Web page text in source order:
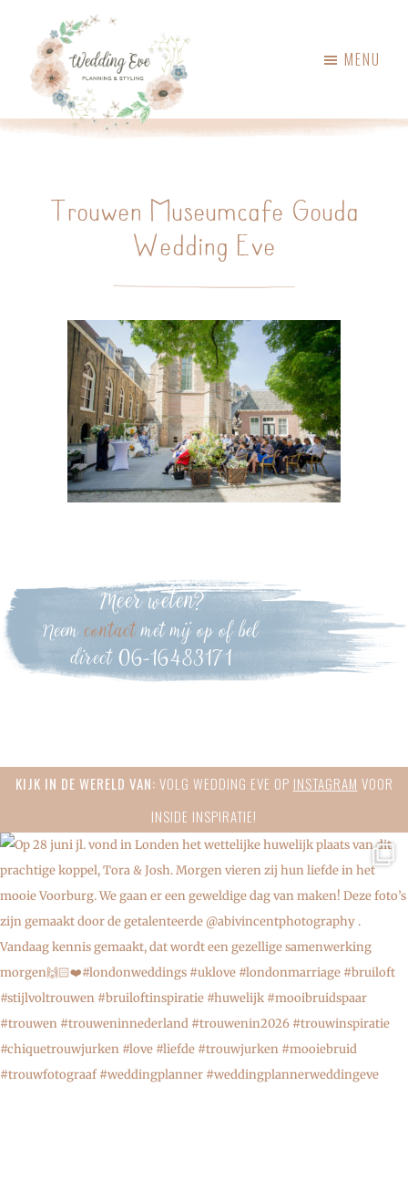
main
content
primary
sidebar
Wedding
Weddingplanner,
ceremoniemeester
MENU
Trouwen Museumcafe Gouda
Wedding Eve
Meer weten?
Neemcontactmet mij op of bel
direct 06-16483171
Primary
KIJK IN DE WERELD VAN: VOLG WEDDING EVE OP INSTAGRAM VOOR
INSIDE INSPIRATIE!